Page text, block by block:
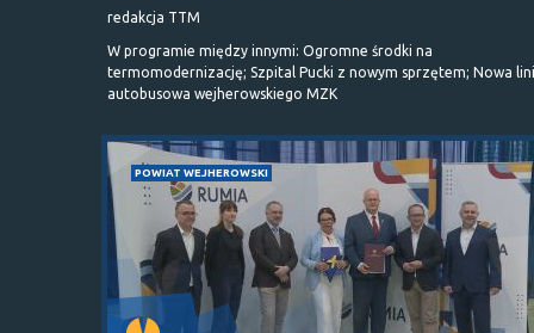
redakcja TTM
W programie między innymi: Ogromne środki na
termomodernizację; Szpital Pucki z nowym sprzętem; Nowa
autobusowa wejherowskiego MZK
POWIAT WEJHEROWSKI